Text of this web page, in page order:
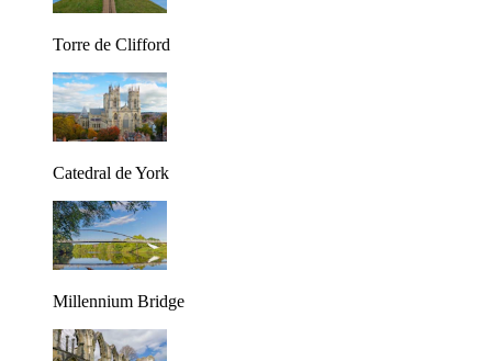
Torre de Clifford
Catedral de York
Millennium Bridge